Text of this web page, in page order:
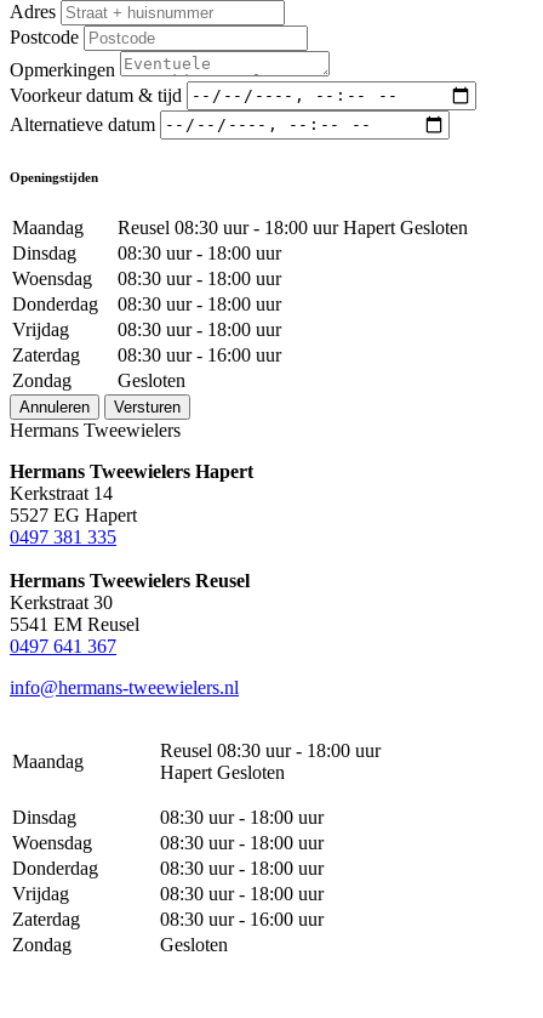
Adres
Postcode
Opmerkingen
Voorkeur datum & tijd
Alternatieve datum
Openingstijden
Maandag
Reusel 08:30 uur - 18:00 uur Hapert Gesloten
Dinsdag
08:30 uur - 18:00 uur
Woensdag
08:30 uur - 18:00 uur
Donderdag
08:30 uur - 18:00 uur
Vrijdag
08:30 uur - 18:00 uur
Zaterdag
08:30 uur - 16:00 uur
Zondag
Gesloten
Annuleren Versturen
Hermans Tweewielers
Hermans Tweewielers Hapert
Kerkstraat 14
5527 EG Hapert
0497 381 335
Hermans Tweewielers Reusel
Kerkstraat 30
5541 EM Reusel
0497 641 367
info@hermans-tweewielers.nl
Maandag
Reusel 08:30 uur - 18:00 uur
Hapert Gesloten
Dinsdag
08:30 uur - 18:00 uur
Woensdag
08:30 uur - 18:00 uur
Donderdag
08:30 uur - 18:00 uur
Vrijdag
08:30 uur - 18:00 uur
Zaterdag
08:30 uur - 16:00 uur
Zondag
Gesloten